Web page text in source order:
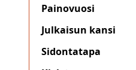
Painovuosi
Julkaisun kansi
Sidontatapa